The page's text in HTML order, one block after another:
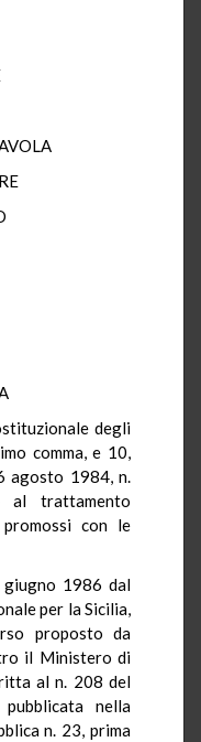
degli
comma, e 10,
agosto 1984, n.
al trattamento
con le
giugno 1986 dal
per la Sicilia,
proposto da
il Ministero di
al n. 208 del
nella
n. 23, prima